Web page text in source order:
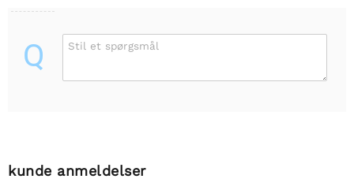
Q Stil et spørgsmål
kunde anmeldelser